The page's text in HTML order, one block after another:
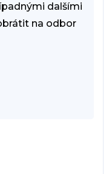
dalšími
na odbor